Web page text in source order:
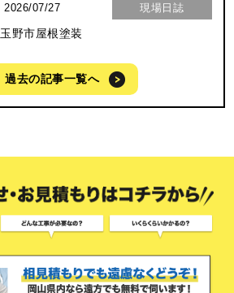
2026/07/27 現場日誌
玉野市屋根塗装
過去の記事一覧へ